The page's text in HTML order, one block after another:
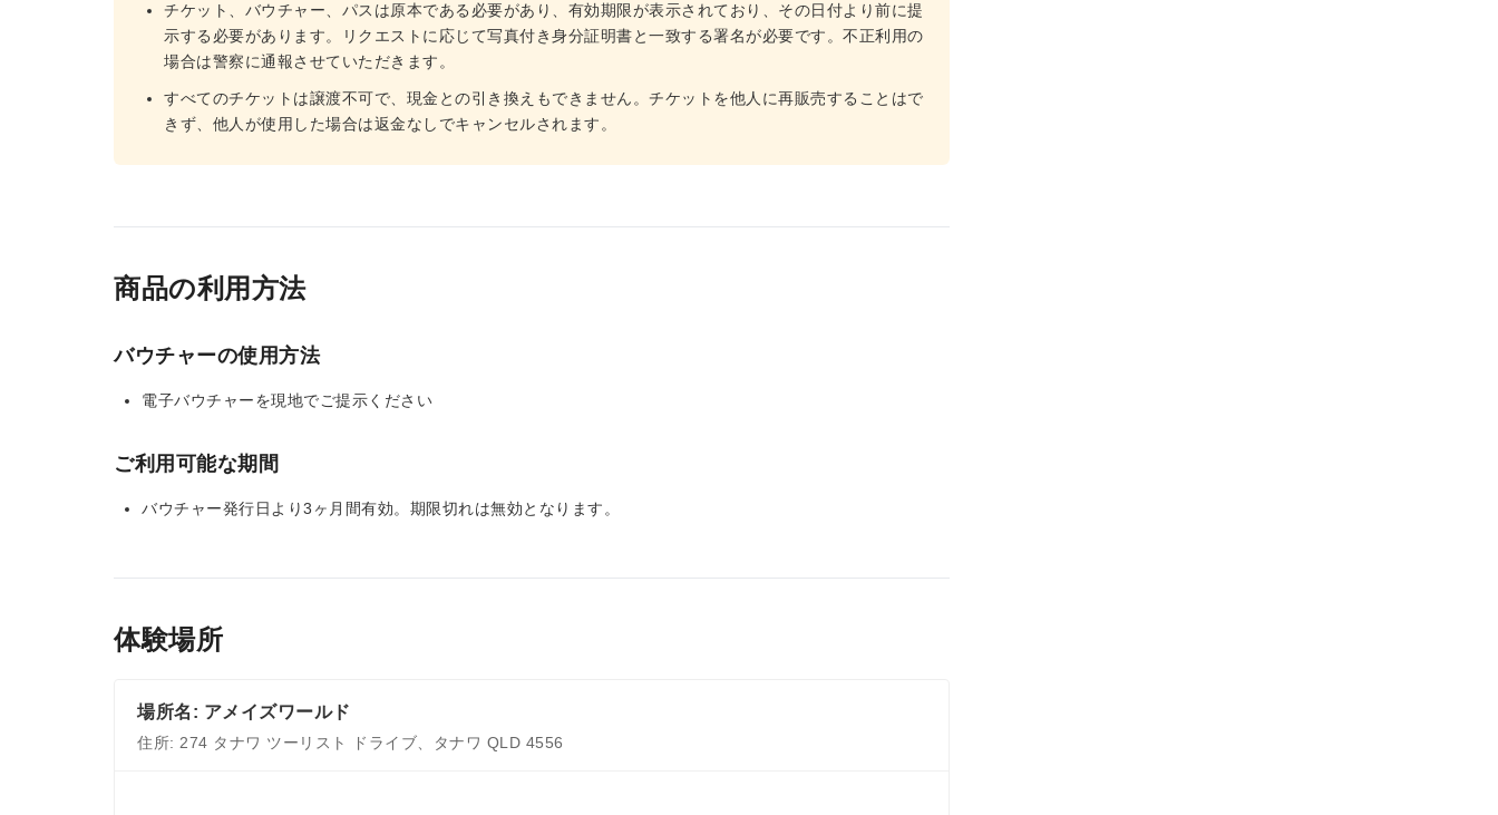
チケット、バウチャー、パスは原本である必要があり、有効期限が表示されており、その日付より前に提
示する必要があります。リクエストに応じて写真付き身分証明書と一致する署名が必要です。不正利用の
場合は警察に通報させていただきます。
すべてのチケットは譲渡不可で、現金との引き換えもできません。チケットを他人に再販売することはで
きず、他人が使用した場合は返金なしでキャンセルされます。
商品の利用方法
バウチャーの使用方法
電子バウチャーを現地でご提示ください
ご利用可能な期間
バウチャー発行日より3ヶ月間有効。期限切れは無効となります。
体験場所
場所名: アメイズワールド
住所: 274 タナワ ツーリスト ドライブ、タナワ QLD 4556